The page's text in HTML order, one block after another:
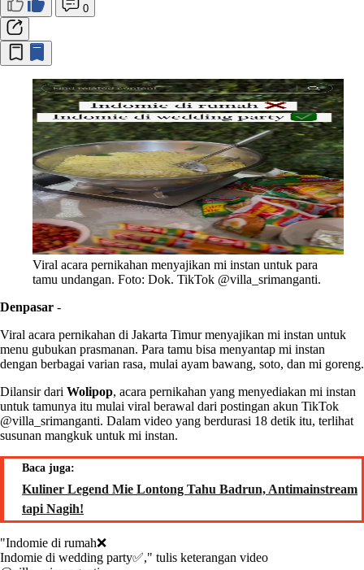
0
Viral acara pernikahan menyajikan mi instan untuk para
tamu undangan. Foto: Dok. TikTok @villa_srimanganti.
Denpasar -
Viral acara pernikahan di Jakarta Timur menyajikan mi instan untuk
menu gubukan prasmanan. Para tamu bisa menyantap mi instan
dengan berbagai varian rasa, mulai ayam bawang, soto, dan mi goreng.
Dilansir dari Wolipop, acara pernikahan yang menyediakan mi instan
untuk tamunya itu mulai viral berawal dari postingan akun TikTok
@villa_srimanganti. Dalam video yang berdurasi 18 detik itu, terlihat
susunan mangkuk untuk mi instan.
Baca juga:
Kuliner Legend Mie Lontong Tahu Badrun, Antimainstream
tapi Nagih!
"Indomie di rumah❌
Indomie di wedding party✅," tulis keterangan video